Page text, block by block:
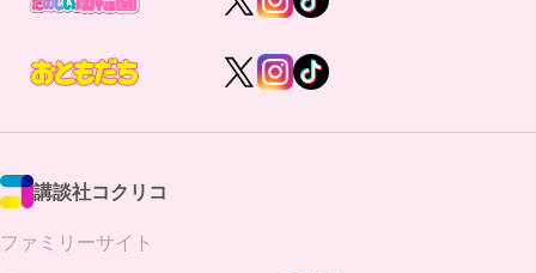
講談社コクリコ
ファミリーサイト